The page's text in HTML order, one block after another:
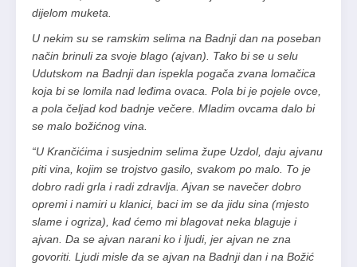
dijelom muketa.
U nekim su se ramskim selima na Badnji dan na poseban
način brinuli za svoje blago (ajvan). Tako bi se u selu
Udutskom na Badnji dan ispekla pogača zvana lomačica
koja bi se lomila nad leđima ovaca. Pola bi je pojele ovce,
a pola čeljad kod badnje večere. Mladim ovcama dalo bi
se malo božićnog vina.
“U Krančićima i susjednim selima župe Uzdol, daju ajvanu
piti vina, kojim se trojstvo gasilo, svakom po malo. To je
dobro radi grla i radi zdravlja. Ajvan se na­večer dobro
opremi i namiri u klanici, baci im se da jidu sina (mjesto
slame i ogriza), kad ćemo mi blagovat neka blaguje i
ajvan. Da se ajvan narani ko i ljudi, jer ajvan ne zna
govoriti. Ljudi misle da se ajvan na Badnji dan i na Božić